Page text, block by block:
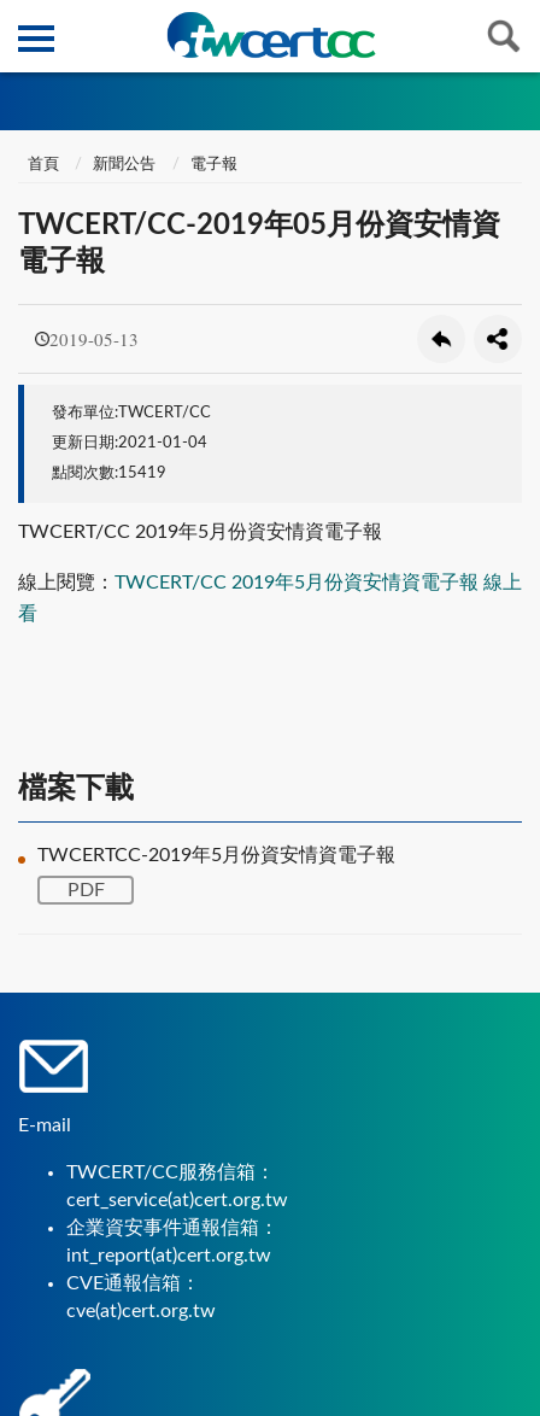
首頁 新聞公告 電子報
TWCERT/CC-2019年05月份資安情資
電子報
2019-05-13
發布單位:TWCERT/CC
更新日期:2021-01-04
點閱次數:15419
TWCERT/CC 2019年5月份資安情資電子報
線上閱覽： TWCERT/CC 2019年5月份資安情資電子報 線上
看
檔案下載
TWCERTCC-2019年5月份資安情資電子報
PDF
E-mail
TWCERT/CC服務信箱：
cert_service(at)cert.org.tw
企業資安事件通報信箱：
int_report(at)cert.org.tw
CVE通報信箱：
cve(at)cert.org.tw